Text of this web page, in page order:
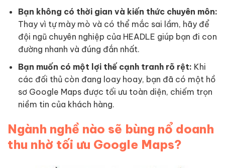
Bạn không có thời gian và kiến thức chuyên môn:
Thay vì tự mày mò và có thể mắc sai lầm, hãy để
đội ngũ chuyên nghiệp của HEADLE giúp bạn đi con
đường nhanh và đúng đắn nhất.
Bạn muốn có một lợi thế cạnh tranh rõ rệt: Khi
các đối thủ còn đang loay hoay, bạn đã có một hồ
sơ Google Maps được tối ưu toàn diện, chiếm trọn
niềm tin của khách hàng.
Ngành nghề nào sẽ bùng nổ doanh
thu nhờ tối ưu Google Maps?